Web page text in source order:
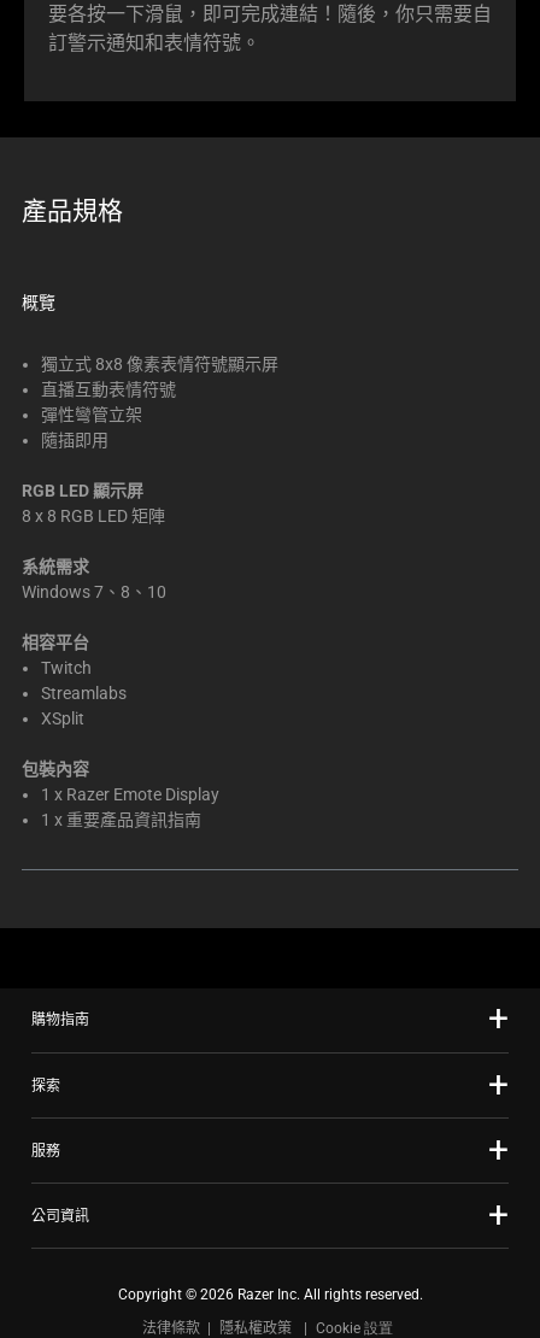
要各按一下滑鼠，即可完成連結！隨後，你只需要自
訂警示通知和表情符號。
產品規格
概覽
獨立式 8x8 像素表情符號顯示屏
直播互動表情符號
彈性彎管立架
隨插即用
RGB LED 顯示屏
8 x 8 RGB LED 矩陣
系統需求
Windows 7、8、10
相容平台
Twitch
Streamlabs
XSplit
包裝內容
1 x Razer Emote Display
1 x 重要產品資訊指南
購物指南
探索
服務
公司資訊
Copyright © 2026 Razer Inc. All rights reserved.
法律條款
隱私權政策 Cookie 設置